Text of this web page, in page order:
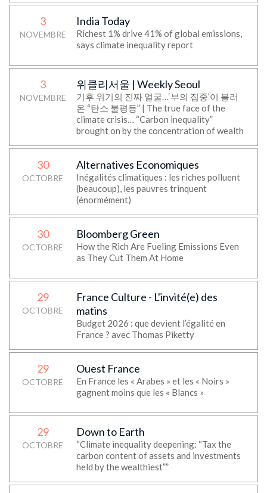
3
NOVEMBRE
India Today
Richest 1% drive 41% of global emissions,
says climate inequality report
3
NOVEMBRE
위클리서울 | Weekly Seoul
기후 위기의 진짜 얼굴…‘부의 집중’이 불러
온 “탄소 불평등” | The true face of the
climate crisis… “Carbon inequality”
brought on by the concentration of wealth
30
OCTOBRE
Alternatives Economiques
Inégalités climatiques : les riches polluent
(beaucoup), les pauvres trinquent
(énormément)
30
OCTOBRE
Bloomberg Green
How the Rich Are Fueling Emissions Even
as They Cut Them At Home
29
OCTOBRE
France Culture - L'invité(e) des
matins
Budget 2026 : que devient l’égalité en
France ? avec Thomas Piketty
29
OCTOBRE
Ouest France
En France les « Arabes » et les « Noirs »
gagnent moins que les « Blancs »
29
OCTOBRE
Down to Earth
“Climate inequality deepening: “Tax the
carbon content of assets and investments
held by the wealthiest””